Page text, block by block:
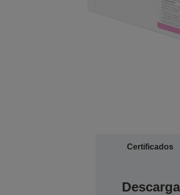
Certificados